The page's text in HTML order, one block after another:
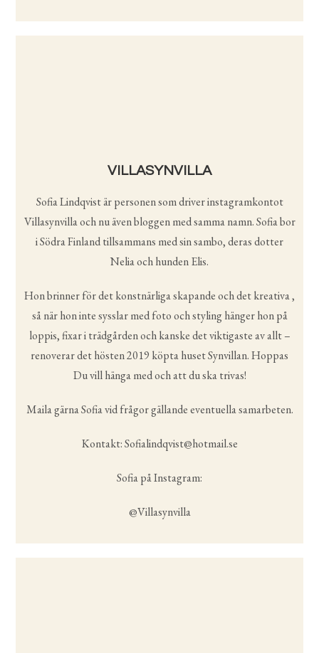
VILLASYNVILLA
Sofia Lindqvist är personen som driver instagramkontot
Villasynvilla och nu även bloggen med samma namn. Sofia bor
i Södra Finland tillsammans med sin sambo, deras dotter
Nelia och hunden Elis.
Hon brinner för det konstnärliga skapande och det kreativa ,
så när hon inte sysslar med foto och styling hänger hon på
loppis, fixar i trädgården och kanske det viktigaste av allt –
renoverar det hösten 2019 köpta huset Synvillan. Hoppas
Du vill hänga med och att du ska trivas!
Maila gärna Sofia vid frågor gällande eventuella samarbeten.
Kontakt: Sofialindqvist@hotmail.se
Sofia på Instagram:
@Villasynvilla